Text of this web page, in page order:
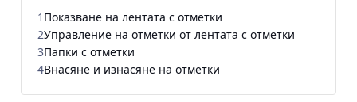
1 Показване на лентата с отметки
2Управление на отметки от лентата с отметки
3Папки с отметки
4Внасяне и изнасяне на отметки